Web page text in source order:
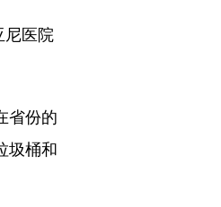
医院
省份的
圾桶和